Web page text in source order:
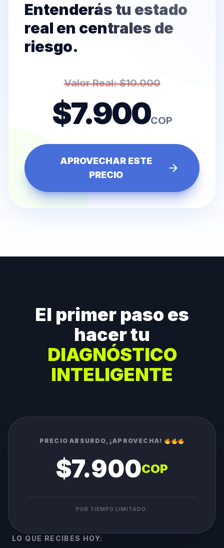
Entenderás tu estado
real en centrales de
riesgo.
Valor Real: $10.000
$7.900COP
APROVECHAR ESTE
PRECIO
arrow_forward
El primer paso es
hacer tu
DIAGNÓSTICO
INTELIGENTE
PRECIO ABSURDO, ¡APROVECHA!
$7.900COP
POR TIEMPO LIMITADO.
LO QUE RECIBES HOY: